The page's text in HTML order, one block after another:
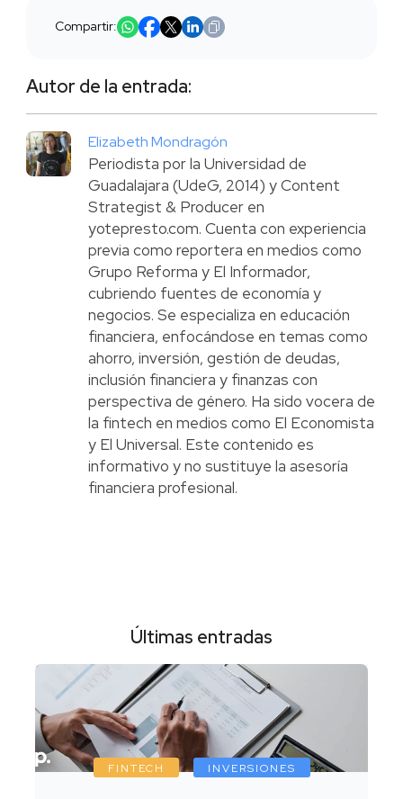
Compartir:
Autor de la entrada:
Elizabeth Mondragón
Periodista por la Universidad de
Guadalajara (UdeG, 2014) y Content
Strategist & Producer en
yotepresto.com. Cuenta con experiencia
previa como reportera en medios como
Grupo Reforma y El Informador,
cubriendo fuentes de economía y
negocios. Se especializa en educación
financiera, enfocándose en temas como
ahorro, inversión, gestión de deudas,
inclusión financiera y finanzas con
perspectiva de género. Ha sido vocera de
la fintech en medios como El Economista
y El Universal. Este contenido es
informativo y no sustituye la asesoría
financiera profesional.
Últimas entradas
FINTECH INVERSIONES